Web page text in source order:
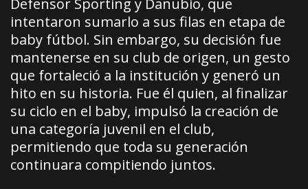
Defensor Sporting y Danubio, que
intentaron sumarlo a sus filas en etapa de
baby fútbol. Sin embargo, su decisión fue
mantenerse en su club de origen, un gesto
que fortaleció a la institución y generó un
hito en su historia. Fue él quien, al finalizar
su ciclo en el baby, impulsó la creación de
una categoría juvenil en el club,
permitiendo que toda su generación
continuara compitiendo juntos.